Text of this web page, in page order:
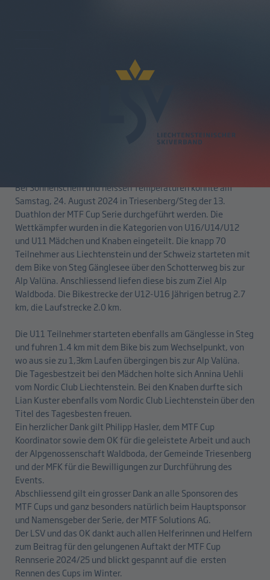
Bei Sonnenschein und heissen Temperaturen konnte am
Samstag, 24. August 2024 in Triesenberg/Steg der 13.
Duathlon der MTF Cup Serie durchgeführt werden. Die
Wettkämpfer wurden in die Kategorien von U16/U14/U12
und U11 Mädchen und Knaben eingeteilt. Die knapp 70
Teilnehmer aus Liechtenstein und der Schweiz starteten mit
dem Bike von Steg Gänglesee über den Schotterweg bis zur
Alp Valüna. Anschliessend liefen diese bis zum Ziel Alp
Waldboda. Die Bikestrecke der U12-U16 Jährigen betrug 2.7
km, die Laufstrecke 2.0 km.
Die U11 Teilnehmer starteten ebenfalls am Gänglesse in Steg
und fuhren 1.4 km mit dem Bike bis zum Wechselpunkt, von
wo aus sie zu 1,3km Laufen übergingen bis zur Alp Valüna.
Die Tagesbestzeit bei den Mädchen holte sich Annina Uehli
vom Nordic Club Liechtenstein. Bei den Knaben durfte sich
Lian Kuster ebenfalls vom Nordic Club Liechtenstein über den
Titel des Tagesbesten freuen.
Ein herzlicher Dank gilt Philipp Hasler, dem MTF Cup
Koordinator sowie dem OK für die geleistete Arbeit und auch
der Alpgenossenschaft Waldboda, der Gemeinde Triesenberg
und der MFK für die Bewilligungen zur Durchführung des
Events.
Abschliessend gilt ein grosser Dank an alle Sponsoren des
MTF Cups und ganz besonders natürlich beim Hauptsponsor
und Namensgeber der Serie, der MTF Solutions AG.
Der LSV und das OK dankt auch allen Helferinnen und Helfern
zum Beitrag für den gelungenen Auftakt der MTF Cup
Rennserie 2024/25 und blickt gespannt auf die ersten
Rennen des Cups im Winter.